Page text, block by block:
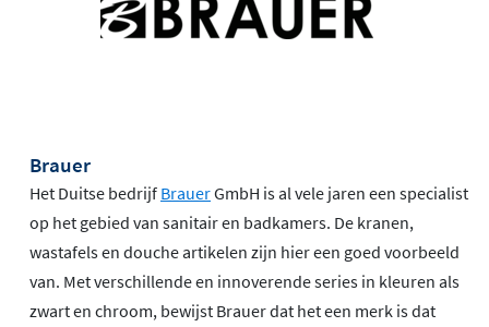
Brauer
Het Duitse bedrijf BrauerGmbH is al vele jaren een specialist
op het gebied van sanitair en badkamers. De kranen,
wastafels en douche artikelen zijn hier een goed voorbeeld
van. Met verschillende en innoverende series in kleuren als
zwart en chroom, bewijst Brauer dat het een merk is dat